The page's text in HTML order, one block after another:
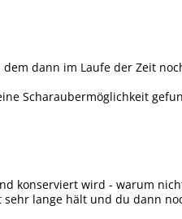
dann im Laufe der Zeit
Scharaubermöglichkeit
konserviert wird - warum
lange hält und du dann